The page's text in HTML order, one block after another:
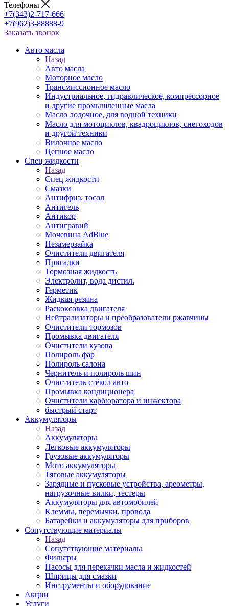
Телефоны
+7(343)2-717-666
+7(962)3-88888-9
Заказать звонок
Авто масла
Назад
Авто масла
Моторное масло
Трансмиссионное масло
Индустриальное, гидравлическое, компрессорное
и другие промышленные масла
Масло лодочное, для водной техники
Масло для мотоциклов, квадроциклов, снегоходов
и другой техники
Вилочное масло
Цепное масло
Спец жидкости
Назад
Спец жидкости
Смазки
Антифриз, тосол
Антигель
Антикор
Антигравий
Мочевина AdBlue
Незамерзайка
Очистители двигателя
Присадки
Тормозная жидкость
Электролит, вода дистил.
Герметик
Жидкая резина
Раскоксовка двигателя
Нейтрализаторы и преобразователи ржавчины
Очистители тормозов
Промывка двигателя
Очистители кузова
Полироль фар
Полироль салона
Чернитель и полироль шин
Очиститель стёкол авто
Промывка кондиционера
Очистители карбюратора и инжектора
быстрый старт
Аккумуляторы
Назад
Аккумуляторы
Легковые аккумуляторы
Грузовые аккумуляторы
Мото аккумуляторы
Тяговые аккумуляторы
Зарядные и пусковые устройства, ареометры,
нагрузочные вилки, тестеры
Аккумуляторы для автомобилей
Клеммы, перемычки, провода
Батарейки и аккумуляторы для приборов
Сопутствующие материалы
Назад
Сопутствующие материалы
Фильтры
Насосы для перекачки масла и жидкостей
Шприцы для смазки
Инструменты и оборудование
Акции
Услуги